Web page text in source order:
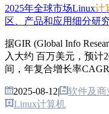
2025年全球市场Linux计
区、产品和应用细分研
据GIR (Global Info
入大约 百万美元，预计
间，年复合增长率CAGR
2025-08-12| 软件及商
Linux计算机